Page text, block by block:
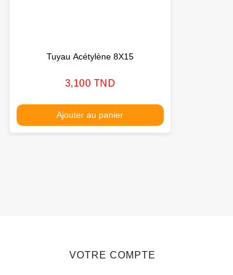
Tuyau Acétylène 8X15
Prix
3,100 TND
Ajouter au panier
VOTRE COMPTE